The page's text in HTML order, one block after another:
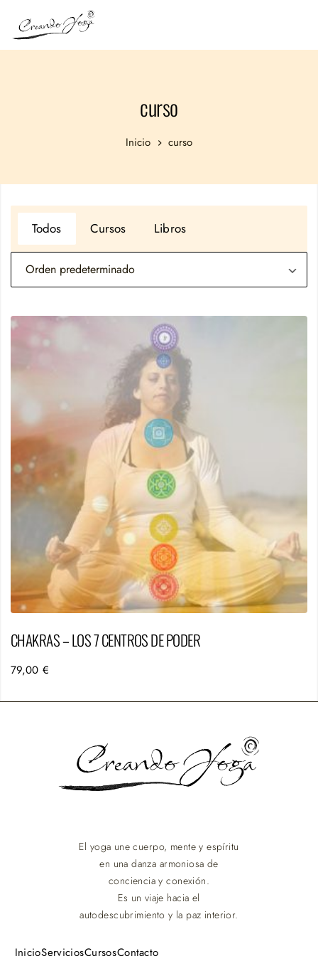
curso
Inicio curso
Todos Cursos Libros
CHAKRAS – LOS 7 CENTROS DE PODER
79,00 €
El yoga une cuerpo, mente y espíritu
en una danza armoniosa de
conciencia y conexión.
Es un viaje hacia el
autodescubrimiento y la paz interior.
InicioServiciosCursosContacto